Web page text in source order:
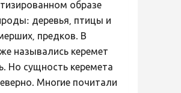
образе
деревья, птицы и
предков. В
назывались керемет
Но сущность керемета
Многие почитали